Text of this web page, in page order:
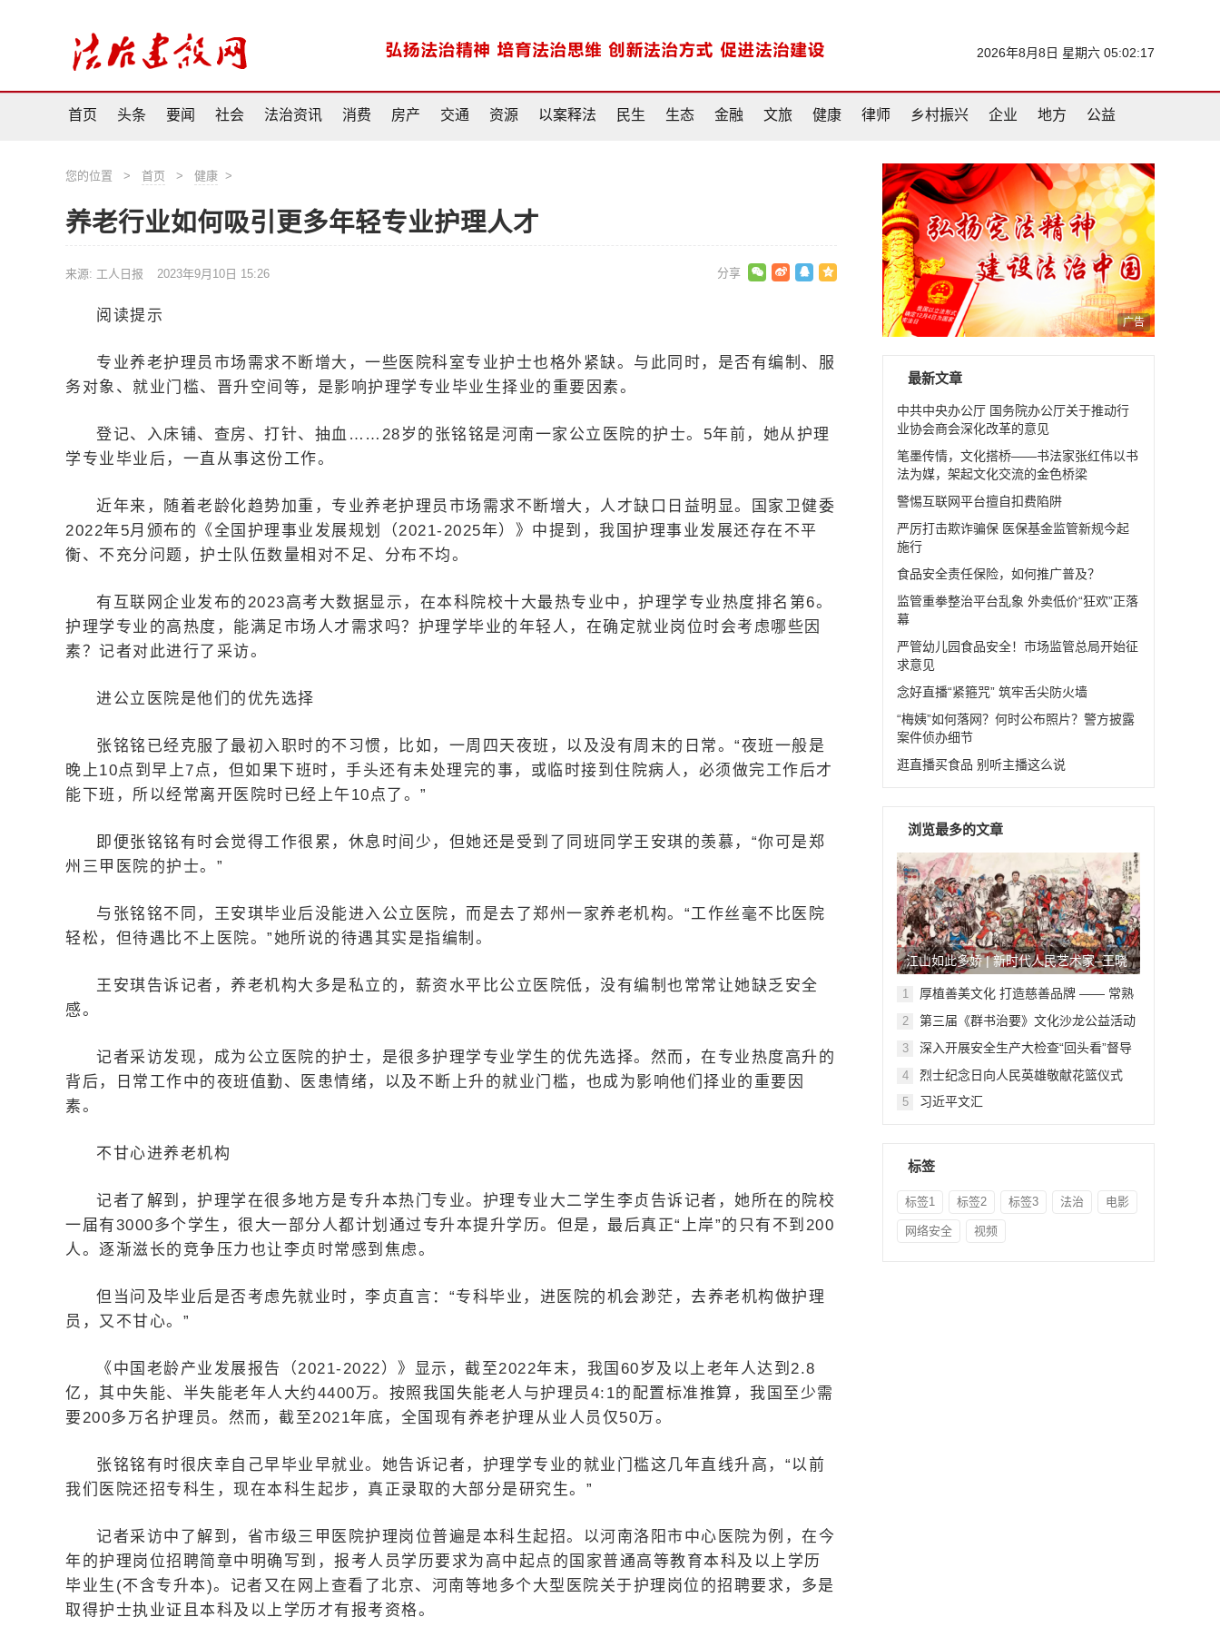
2026年8月8日 星期六 05:02:18
首页 头条 要闻 社会 法治资讯 消费 房产 交通 资源 以案释法 民生 生态 金融 文旅 健康 律师 乡村振兴 企业 地方 公益
您的位置 > 首页 > 健康 >
养老行业如何吸引更多年轻专业护理人才
来源: 工人日报 2023年9月10日 15:26
阅读提示
专业养老护理员市场需求不断增大，一些医院科室专业护士也格外紧缺。与此同时，是否有编制、服
务对象、就业门槛、晋升空间等，是影响护理学专业毕业生择业的重要因素。
登记、入床铺、查房、打针、抽血……28岁的张铭铭是河南一家公立医院的护士。5年前，她从护理
学专业毕业后，一直从事这份工作。
近年来，随着老龄化趋势加重，专业养老护理员市场需求不断增大，人才缺口日益明显。国家卫健委
2022年5月颁布的《全国护理事业发展规划（2021-2025年）》中提到，我国护理事业发展还存在不平
衡、不充分问题，护士队伍数量相对不足、分布不均。
有互联网企业发布的2023高考大数据显示，在本科院校十大最热专业中，护理学专业热度排名第6。
护理学专业的高热度，能满足市场人才需求吗？护理学毕业的年轻人，在确定就业岗位时会考虑哪些因
素？记者对此进行了采访。
进公立医院是他们的优先选择
张铭铭已经克服了最初入职时的不习惯，比如，一周四天夜班，以及没有周末的日常。“夜班一般是
晚上10点到早上7点，但如果下班时，手头还有未处理完的事，或临时接到住院病人，必须做完工作后才
能下班，所以经常离开医院时已经上午10点了。”
即便张铭铭有时会觉得工作很累，休息时间少，但她还是受到了同班同学王安琪的羡慕，“你可是郑
州三甲医院的护士。”
与张铭铭不同，王安琪毕业后没能进入公立医院，而是去了郑州一家养老机构。“工作丝毫不比医院
轻松，但待遇比不上医院。”她所说的待遇其实是指编制。
王安琪告诉记者，养老机构大多是私立的，薪资水平比公立医院低，没有编制也常常让她缺乏安全
感。
记者采访发现，成为公立医院的护士，是很多护理学专业学生的优先选择。然而，在专业热度高升的
背后，日常工作中的夜班值勤、医患情绪，以及不断上升的就业门槛，也成为影响他们择业的重要因
素。
不甘心进养老机构
记者了解到，护理学在很多地方是专升本热门专业。护理专业大二学生李贞告诉记者，她所在的院校
一届有3000多个学生，很大一部分人都计划通过专升本提升学历。但是，最后真正“上岸”的只有不到200
人。逐渐滋长的竞争压力也让李贞时常感到焦虑。
但当问及毕业后是否考虑先就业时，李贞直言：“专科毕业，进医院的机会渺茫，去养老机构做护理
员，又不甘心。”
《中国老龄产业发展报告（2021-2022）》显示，截至2022年末，我国60岁及以上老年人达到2.8
亿，其中失能、半失能老年人大约4400万。按照我国失能老人与护理员4:1的配置标准推算，我国至少需
要200多万名护理员。然而，截至2021年底，全国现有养老护理从业人员仅50万。
张铭铭有时很庆幸自己早毕业早就业。她告诉记者，护理学专业的就业门槛这几年直线升高，“以前
我们医院还招专科生，现在本科生起步，真正录取的大部分是研究生。”
记者采访中了解到，省市级三甲医院护理岗位普遍是本科生起招。以河南洛阳市中心医院为例，在今
年的护理岗位招聘简章中明确写到，报考人员学历要求为高中起点的国家普通高等教育本科及以上学历
毕业生(不含专升本)。记者又在网上查看了北京、河南等地多个大型医院关于护理岗位的招聘要求，多是
取得护士执业证且本科及以上学历才有报考资格。
广告
最新文章
中共中央办公厅 国务院办公厅关于推动行
业协会商会深化改革的意见
笔墨传情，文化搭桥——书法家张红伟以书
法为媒，架起文化交流的金色桥梁
警惕互联网平台擅自扣费陷阱
严厉打击欺诈骗保 医保基金监管新规今起
施行
食品安全责任保险，如何推广普及？
监管重拳整治平台乱象 外卖低价“狂欢”正落
幕
严管幼儿园食品安全！市场监管总局开始征
求意见
念好直播“紧箍咒” 筑牢舌尖防火墙
“梅姨”如何落网？何时公布照片？警方披露
案件侦办细节
逛直播买食品 别听主播这么说
浏览最多的文章
江山如此多娇 | 新时代人民艺术家–王晓
鹏
1
厚植善美文化 打造慈善品牌 —— 常熟
举行六个慈善文化教育基地授牌仪式
2
第三届《群书治要》文化沙龙公益活动
在北京顺利举行
3
深入开展安全生产大检查“回头看”督导
检查
4 烈士纪念日向人民英雄敬献花篮仪式
5 习近平文汇
标签
标签1 标签2 标签3 法治 电影
网络安全 视频